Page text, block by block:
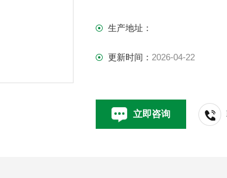
生产地址：
更新时间： 2026-04-22
立即咨询